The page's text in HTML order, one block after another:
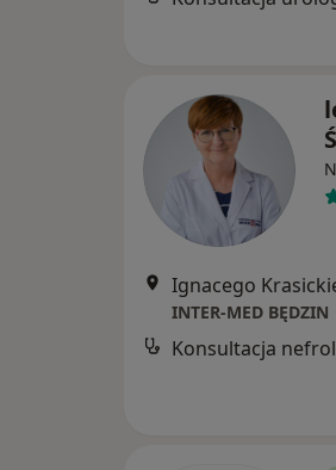
Ignacego
INTER-MED BĘDZIN
Konsultacja